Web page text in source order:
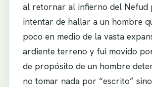
al retornar al infierno del Nefud
intentar de hallar a un hombre
poco en medio de la vasta
ardiente terreno y fui movido
de propósito de un hombre
no tomar nada por “escrito”